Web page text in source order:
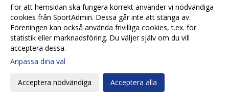
Mittbackstalangen kvar i moderklubben 2024-01-09 15:43
”Dragge” skrev nytt kontrakt 2024-01-09 11:05
Anders Schönberg kvar som assisterande i Herr 2024-01-07 18:51
Eskilsseger och nu väntar Illyrien
Pringle gör come back som Eskilstränare
För att hemsidan ska fungera korrekt använder vi nödvändiga
cookies från SportAdmin. Dessa går inte att stänga av.
Föreningen kan också använda frivilliga cookies, t.ex. för
statistik eller marknadsföring. Du väljer själv om du vill
acceptera dessa.
Anpassa dina val
Acceptera nödvändiga Acceptera alla